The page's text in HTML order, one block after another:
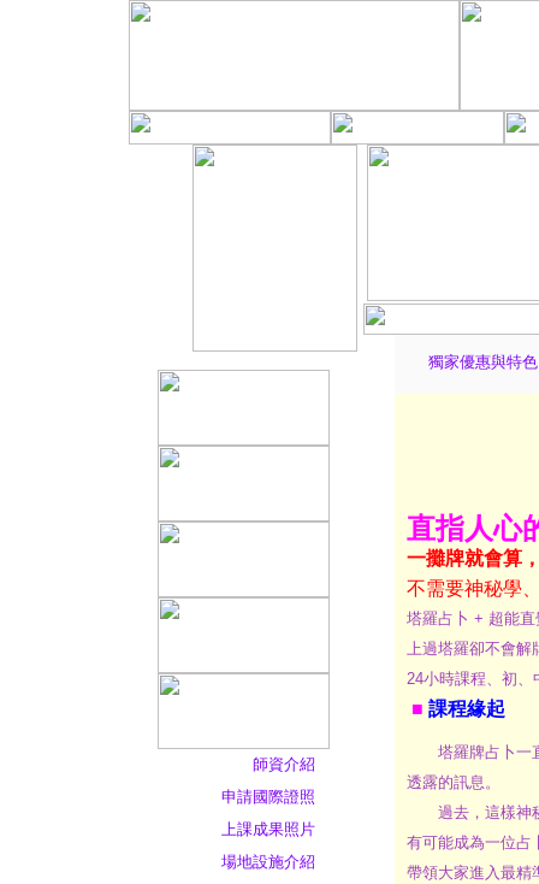
師資介紹
申請國際證照
上課成果照片
場地設施介紹
獨家優惠與特色
直指人心
一攤牌就會算
不需要神秘學
塔羅占卜 + 超能
上過塔羅卻不會
24小時課程、初
■ 課程緣起
塔羅牌占卜一直
透露的訊息。
過去，這樣神秘
有可能成為一位占
帶領大家進入最精